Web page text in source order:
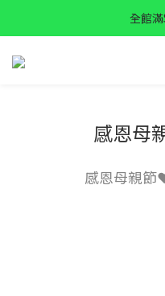
✨逆齡秘訣
全館
✨逆齡秘訣
感恩母
感恩母親節